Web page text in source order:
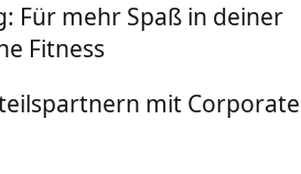
Für mehr Spaß in deiner
Fitness
mit Corporate